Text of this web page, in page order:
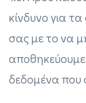
κίνδυνο για
σας με το να
δεδομένα που